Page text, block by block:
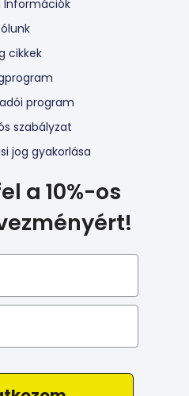
Információk
cikkek
program
szabályzat
jog gyakorlása
a 10%-os